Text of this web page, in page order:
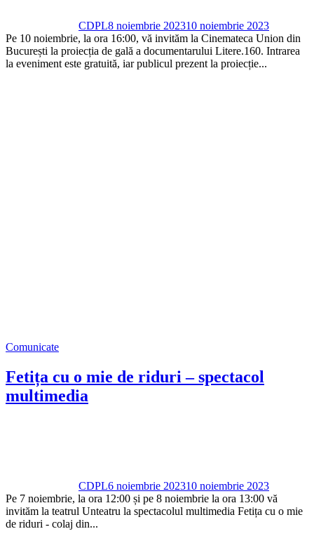
CDPL8 noiembrie 202310 noiembrie 2023
Pe 10 noiembrie, la ora 16:00, vă invităm la Cinemateca Union din
București la proiecția de gală a documentarului Litere.160. Intrarea
la eveniment este gratuită, iar publicul prezent la proiecție...
Comunicate
Fetița cu o mie de riduri – spectacol
multimedia
CDPL6 noiembrie 202310 noiembrie 2023
Pe 7 noiembrie, la ora 12:00 și pe 8 noiembrie la ora 13:00 vă
invităm la teatrul Unteatru la spectacolul multimedia Fetița cu o mie
de riduri - colaj din...